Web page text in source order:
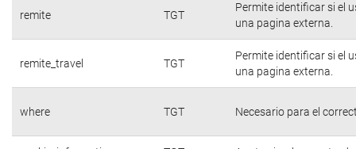
remite TGT
Permite identificar si el
una pagina externa.
remite_travel TGT
Permite identificar si el
una pagina externa.
where TGT Necesario para el